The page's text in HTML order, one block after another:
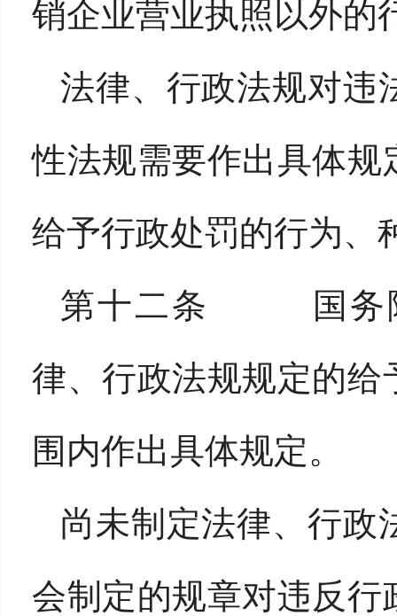
销企业营业执照以外的
法律、行政法规对违
性法规需要作出具体
给予行政处罚的行为、
第十二条 国务院
律、行政法规规定的
围内作出具体规定。
尚未制定法律、行政
会制定的规章对违反